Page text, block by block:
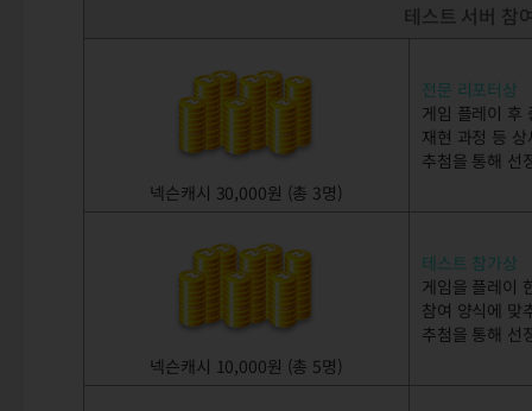
테스트 서버 참
넥슨캐시 30,000원 (총 3명)
전문 리포터상
게임 플레이 후
재현 과정 등
추첨을 통해 선
넥슨캐시 10,000원 (총 5명)
테스트 참가상
게임을 플레이
참여 양식에 맞
추첨을 통해 선